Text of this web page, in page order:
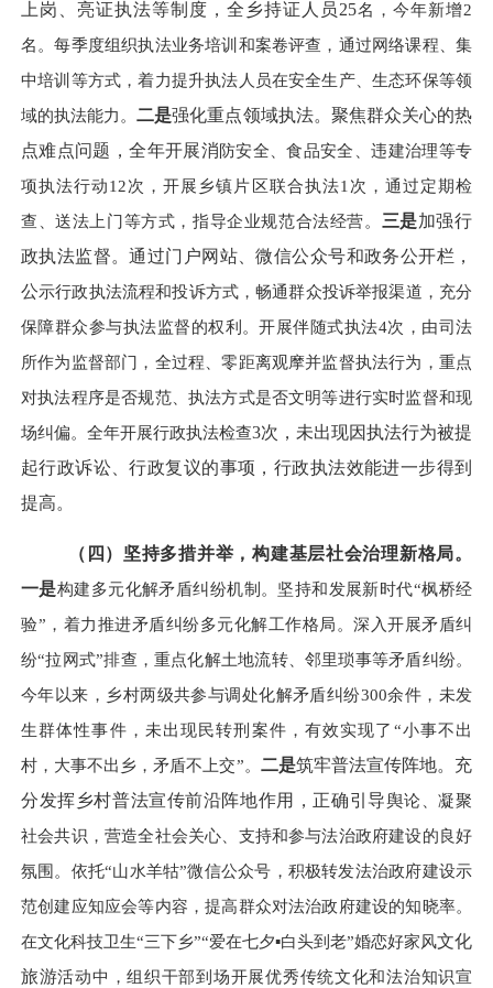
上岗、亮证执法等制度，全乡持证人员25名，今年新增2
名。每季度组织执法业务培训和案卷评查，通过网络课程、集
中培训等方式，着力提升执法人员在安全生产、生态环保等领
域的执法能力。二是强化重点领域执法。聚焦群众关心的热
点难点问题，全年开展消防安全、食品安全、违建治理等专
项执法行动12次，开展乡镇片区联合执法1次，通过定期检
查、送法上门等方式，指导企业规范合法经营。 三是加强行
政执法监督。通过门户网站、微信公众号和政务公开栏，
公示行政执法流程和投诉方式，畅通群众投诉举报渠道，充分
保障群众参与执法监督的权利。开展伴随式执法4次，由司法
所作为监督部门，全过程、零距离观摩并监督执法行为，重点
对执法程序是否规范、执法方式是否文明等进行实时监督和现
场纠偏。全年开展行政执法检查3次，未出现因执法行为被提
起行政诉讼、行政复议的事项，行政执法效能进一步得到
提高。
（四）坚持多措并举，构建基层社会治理新格局。
一是构建多元化解矛盾纠纷机制。坚持和发展新时代“枫桥经
验”， 着力推进矛盾纠纷多元化解工作格局。深入开展矛盾纠
纷“拉网式”排查，重点化解土地流转、邻里琐事等矛盾纠纷。
今年以来，乡村两级共参与调处化解矛盾纠纷300余件，未发
生群体性事件，未出现民转刑案件，有效实现了“小事不出
村，大事不出乡，矛盾不上交”。 二是筑牢普法宣传阵地。充
分发挥乡村普法宣传前沿阵地作用，正确引导舆论、凝聚
社会共识，营造全社会关心、支持和参与法治政府建设的良好
氛围。依托“山水羊牯”微信公众号，积极转发法治政府建设示
范创建应知应会等内容，提高群众对法治政府建设的知晓率。
在文化科技卫生“三下乡”“爱在七夕▪白头到老”婚恋好家风文化
旅游活动中，组织干部到场开展优秀传统文化和法治知识宣